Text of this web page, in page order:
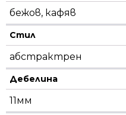
бежов, кафяв
Стил
абстрактрен
Дебелина
11мм